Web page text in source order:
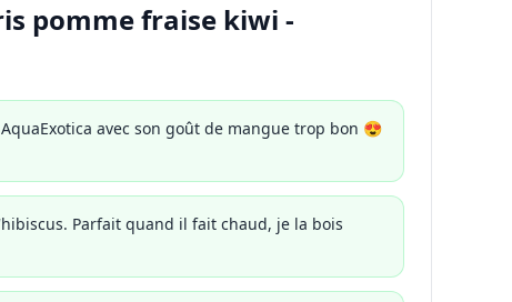
pomme fraise kiwi -
avec son goût de mangue trop bon 😍
Parfait quand il fait chaud, je la bois